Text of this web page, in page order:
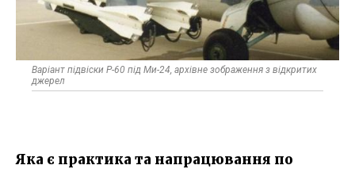
Варіант підвіски Р-60 під Ми-24, архівне зображення з відкритих
джерел
Яка є практика та напрацювання по